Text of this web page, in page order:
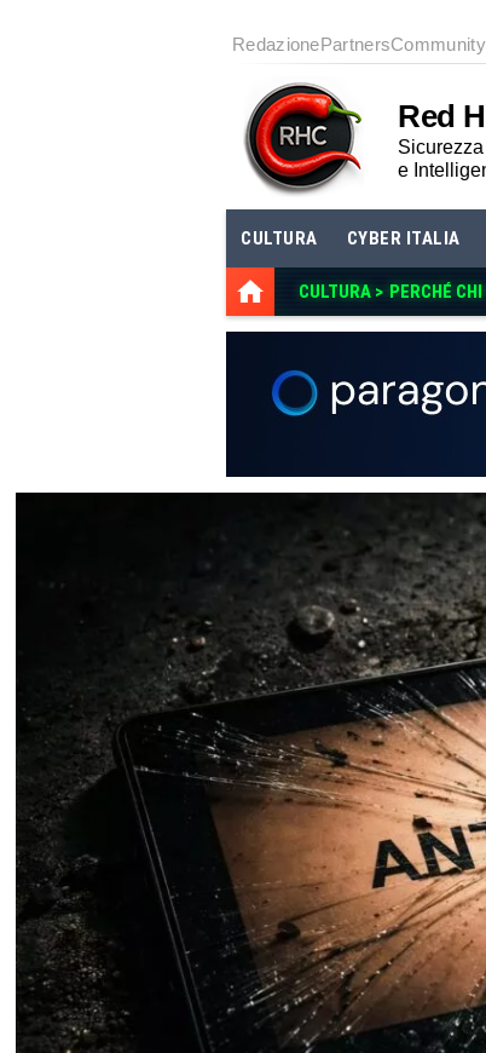
RedazionePartners
Red
e
CULTURA CYBER ITALIA
CULTURA > PERCHÉ